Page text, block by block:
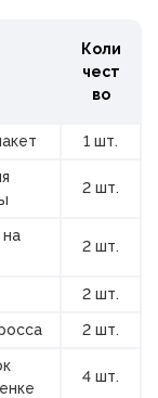
Коли
чест
во
1 шт.
2 шт.
на
2 шт.
2 шт.
2 шт.
4 шт.